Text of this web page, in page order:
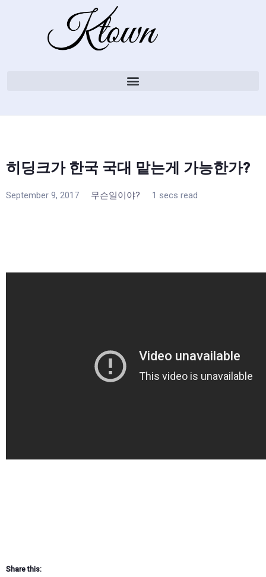
히딩크가 한국 국대 맡는게 가능한가?
September 9, 2017 무슨일이야? 1 secs read
Share this: